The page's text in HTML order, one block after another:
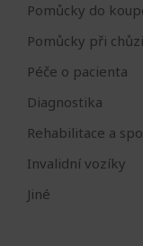
Pomůcky do
Pomůcky při chůzi
Péče o pacienta
Diagnostika
Rehabilitace a
Invalidní vozíky
Jiné